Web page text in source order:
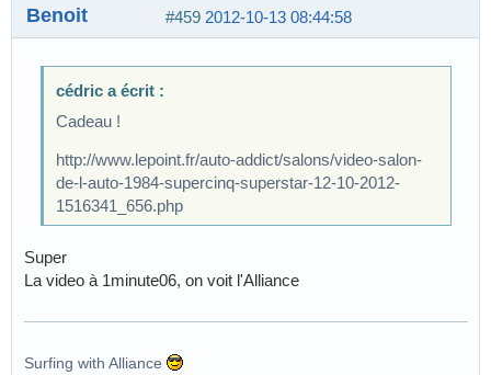
#459 2012-10-13 08:44:58
Benoit
cédric a écrit :
Cadeau !
http://www.lepoint.fr/auto-addict/salons/video-salon-
de-l-auto-1984-supercinq-superstar-12-10-2012-
1516341_656.php
Super
La video à 1minute06, on voit l'Alliance
Surfing with Alliance